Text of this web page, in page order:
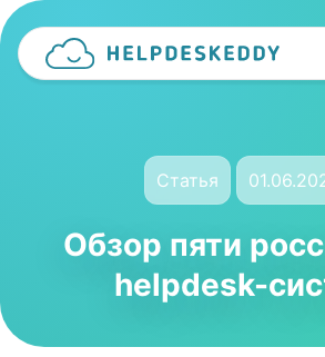
Статья
Обзор пяти
helpdesk-